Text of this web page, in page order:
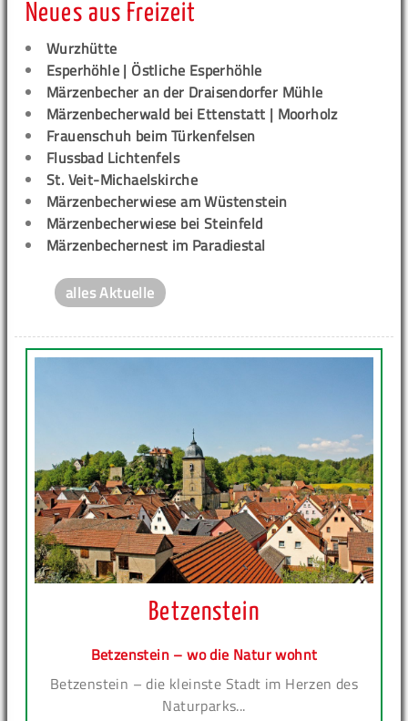
Neues aus Freizeit
Wurzhütte
Esperhöhle | Östliche Esperhöhle
Märzenbecher an der Draisendorfer Mühle
Märzenbecherwald bei Ettenstatt | Moorholz
Frauenschuh beim Türkenfelsen
Flussbad Lichtenfels
St. Veit-Michaelskirche
Märzenbecherwiese am Wüstenstein
Märzenbecherwiese bei Steinfeld
Märzenbechernest im Paradiestal
alles Aktuelle
Betzenstein
Betzenstein – wo die Natur wohnt
Betzenstein – die kleinste Stadt im Herzen des
Naturparks...